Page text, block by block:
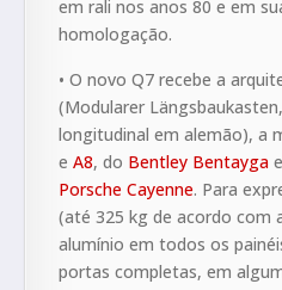
em rali nos anos 80 e em
homologação.
• O novo Q7 recebe a
(Modularer
longitudinal em alemão), a
e A8, do Bentley Bentayga
Porsche Cayenne. Para
(até 325 kg de acordo com
alumínio em todos os
portas completas, em